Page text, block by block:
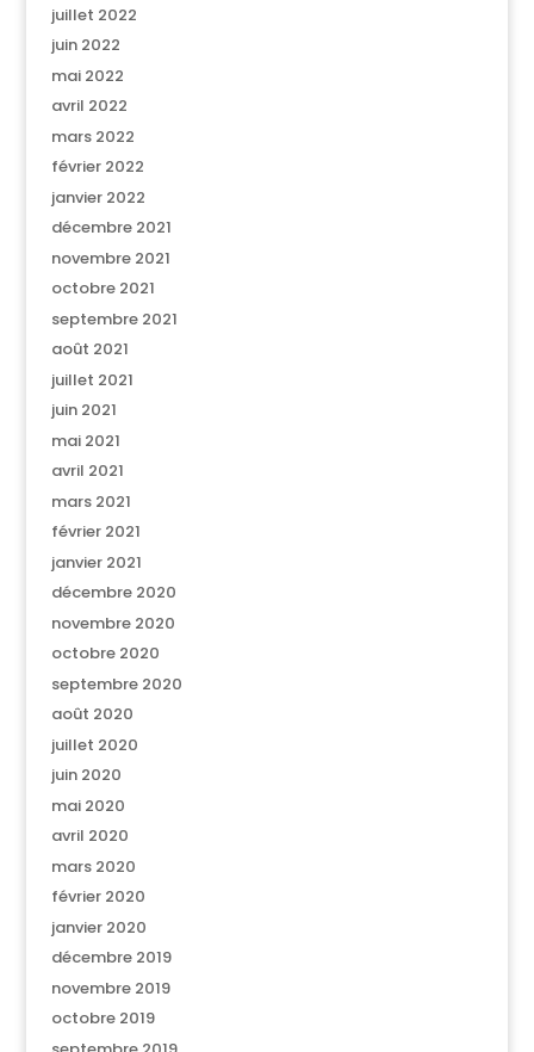
juillet 2022
juin 2022
mai 2022
avril 2022
mars 2022
février 2022
janvier 2022
décembre 2021
novembre 2021
octobre 2021
septembre 2021
août 2021
juillet 2021
juin 2021
mai 2021
avril 2021
mars 2021
février 2021
janvier 2021
décembre 2020
novembre 2020
octobre 2020
septembre 2020
août 2020
juillet 2020
juin 2020
mai 2020
avril 2020
mars 2020
février 2020
janvier 2020
décembre 2019
novembre 2019
octobre 2019